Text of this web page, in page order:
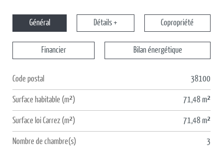
Général Détails + Copropriété
Financier Bilan énergétique
Label
Code postal 38100
Surface habitable (m²) 71,48 m²
Surface loi Carrez (m²) 71,48 m²
Nombre de chambre(s) 3